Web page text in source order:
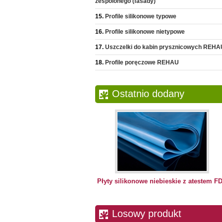
Profile silikonowe typowe
Profile silikonowe nietypowe
Uszczelki do kabin prysznicowych
Profile poręczowe REHAU
Ostatnio dodany
Płyty silikonowe niebieskie z atestem
Losowy produkt